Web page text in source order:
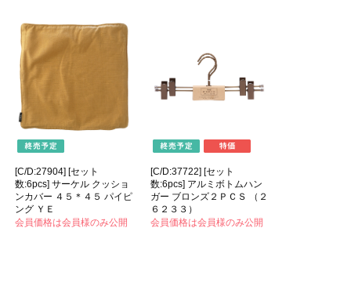
[C/D:27904] [セット
数:6pcs] サーケル クッショ
ンカバー ４５＊４５ パイピ
ング ＹＥ
会員価格は会員様のみ公開
[C/D:37722] [セット
数:6pcs] アルミボトムハン
ガー ブロンズ２ＰＣＳ （２
６２３３）
会員価格は会員様のみ公開